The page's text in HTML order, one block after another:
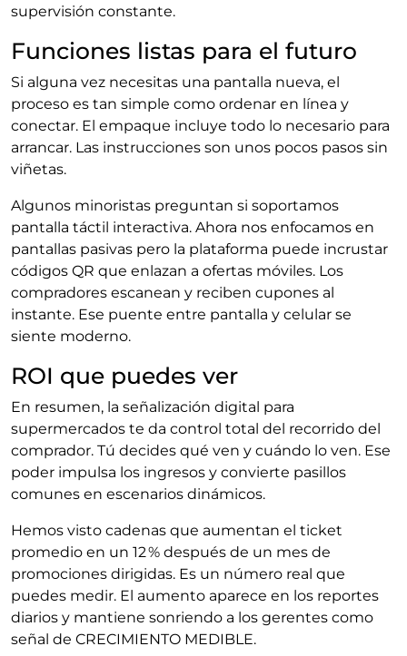
supervisión constante.
Funciones listas para el futuro
Si alguna vez necesitas una pantalla nueva, el
proceso es tan simple como ordenar en línea y
conectar. El empaque incluye todo lo necesario para
arrancar. Las instrucciones son unos pocos pasos sin
viñetas.
Algunos minoristas preguntan si soportamos
pantalla táctil interactiva. Ahora nos enfocamos en
pantallas pasivas pero la plataforma puede incrustar
códigos QR que enlazan a ofertas móviles. Los
compradores escanean y reciben cupones al
instante. Ese puente entre pantalla y celular se
siente moderno.
ROI que puedes ver
En resumen, la señalización digital para
supermercados te da control total del recorrido del
comprador. Tú decides qué ven y cuándo lo ven. Ese
poder impulsa los ingresos y convierte pasillos
comunes en escenarios dinámicos.
Hemos visto cadenas que aumentan el ticket
promedio en un 12 % después de un mes de
promociones dirigidas. Es un número real que
puedes medir. El aumento aparece en los reportes
diarios y mantiene sonriendo a los gerentes como
señal de CRECIMIENTO MEDIBLE.